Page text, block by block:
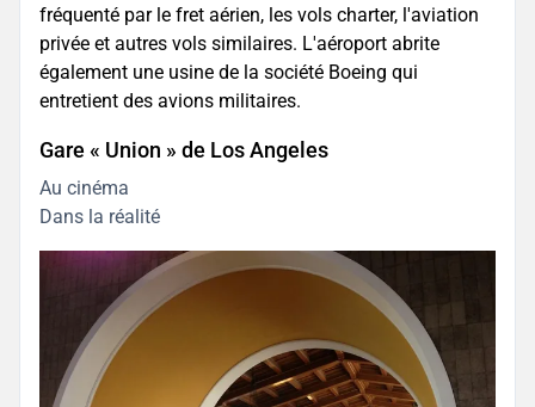
fréquenté par le fret aérien, les vols charter, l'aviation
privée et autres vols similaires. L'aéroport abrite
également une usine de la société Boeing qui
entretient des avions militaires.
Gare « Union » de Los Angeles
Au cinéma
Dans la réalité